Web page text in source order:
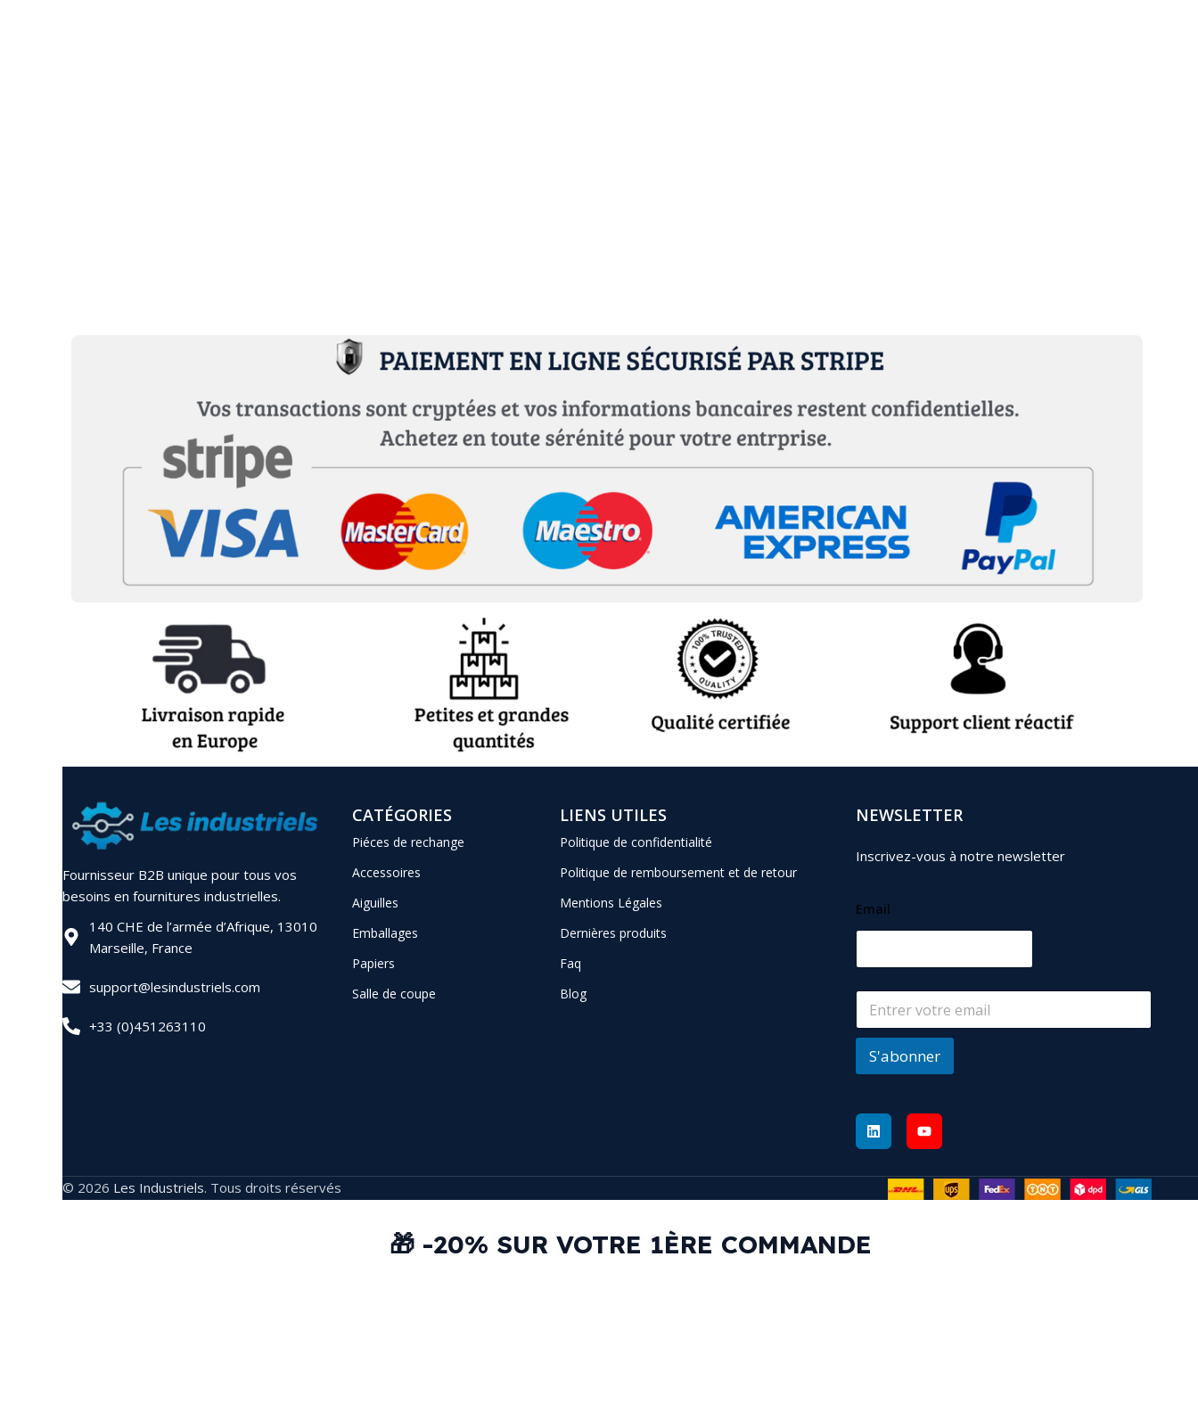
Fournisseur B2B unique pour tous vos
besoins en fournitures industrielles.
140 CHE de l’armée d’Afrique, 13010
Marseille, France
support@lesindustriels.com
+33 (0)451263110
CATÉGORIES
Piéces de rechange
Accessoires
Aiguilles
Emballages
Papiers
Salle de coupe
LIENS UTILES
Politique de confidentialité
Politique de remboursement et de retour
Mentions Légales
Dernières produits
Faq
Blog
NEWSLETTER
Inscrivez-vous à notre newsletter
Email
S'abonner
© 2026 Les Industriels. Tous droits réservés
🎁 -20% SUR VOTRE 1ÈRE COMMANDE